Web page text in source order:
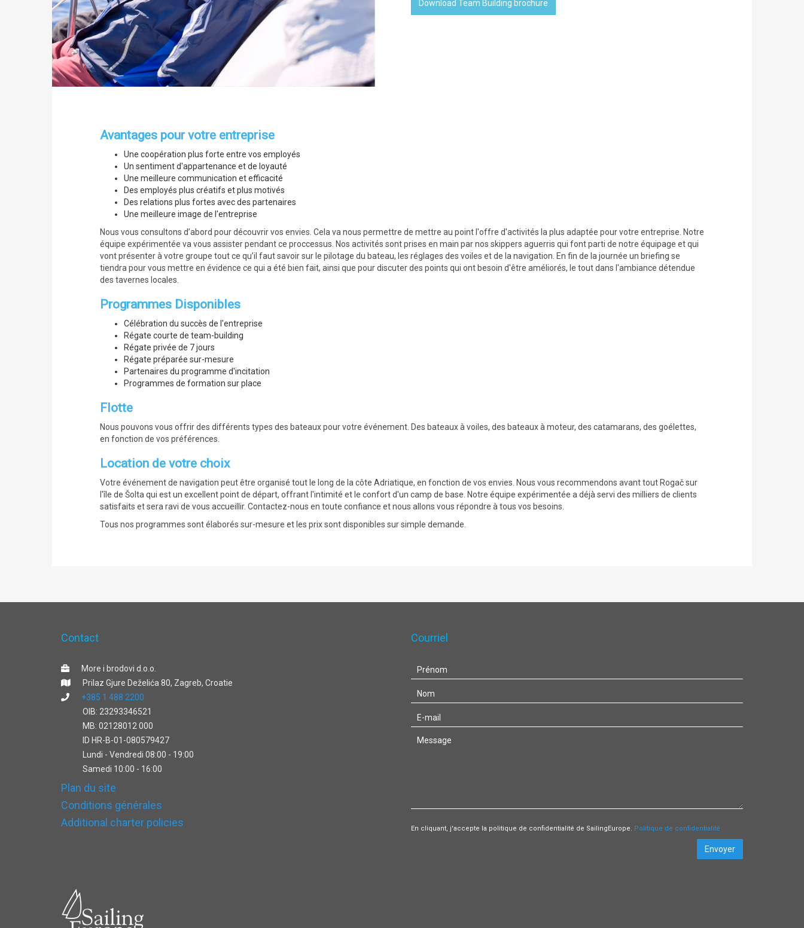
Download Team Building brochure
Avantages pour votre entreprise
Une coopération plus forte entre vos employés
Un sentiment d'appartenance et de loyauté
Une meilleure communication et efficacité
Des employés plus créatifs et plus motivés
Des relations plus fortes avec des partenaires
Une meilleure image de l'entreprise
Nous vous consultons d’abord pour découvrir vos envies. Cela va nous permettre de mettre au point l'offre d'activités la plus adaptée pour votre entreprise. Notre
équipe expérimentée va vous assister pendant ce proccessus. Nos activités sont prises en main par nos skippers aguerris qui font parti de notre équipage et qui
vont présenter à votre groupe tout ce qu’il faut savoir sur le pilotage du bateau, les réglages des voiles et de la navigation. En fin de la journée un briefing se
tiendra pour vous mettre en évidence ce qui a été bien fait, ainsi que pour discuter des points qui ont besoin d'être améliorés, le tout dans l'ambiance détendue
des tavernes locales.
Programmes Disponibles
Célébration du succès de l'entreprise
Régate courte de team-building
Régate privée de 7 jours
Régate préparée sur-mesure
Partenaires du programme d'incitation
Programmes de formation sur place
Flotte
Nous pouvons vous offrir des différents types des bateaux pour votre événement. Des bateaux à voiles, des bateaux à moteur, des catamarans, des goélettes,
en fonction de vos préférences.
Location de votre choix
Votre événement de navigation peut être organisé tout le long de la côte Adriatique, en fonction de vos envies. Nous vous recommendons avant tout Rogač sur
l'île de Šolta qui est un excellent point de départ, offrant l'intimité et le confort d'un camp de base. Notre équipe expérimentée a déjà servi des milliers de clients
satisfaits et sera ravi de vous accueillir. Contactez-nous en toute confiance et nous allons vous répondre à tous vos besoins.
Tous nos programmes sont élaborés sur-mesure et les prix sont disponibles sur simple demande.
Contact
More i brodovi d.o.o.
Prilaz Gjure Deželića 80, Zagreb, Croatie
+385 1 488 2200
OIB: 23293346521
MB: 02128012 000
ID HR-B-01-080579427
Lundi - Vendredi 08:00 - 19:00
Samedi 10:00 - 16:00
Plan du site
Conditions générales
Additional charter policies
Courriel
En cliquant, j'accepte la politique de confidentialité de SailingEurope. Politique de confidentialité
Envoyer